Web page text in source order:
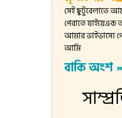
সেই ছুটুবেলাতে
পেরাতে
আমার ভাইভাস্যে
আমি
বাকি অংশ »